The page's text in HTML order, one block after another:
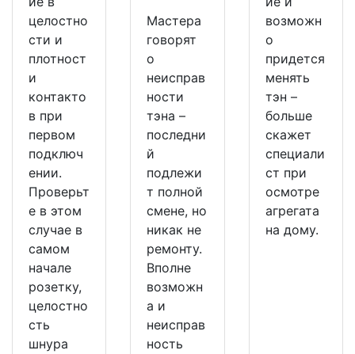
целостно
сти и
плотност
и
контакто
в при
первом
подключ
ении.
Проверьт
е в этом
случае в
самом
начале
розетку,
целостно
сть
шнура
Мастера
говорят
о
неисправ
ности
тэна –
последни
й
подлежи
т полной
смене, но
никак не
ремонту.
Вполне
возможн
а и
неисправ
ность
возможн
о
придется
менять
тэн –
больше
скажет
специали
ст при
осмотре
агрегата
на дому.